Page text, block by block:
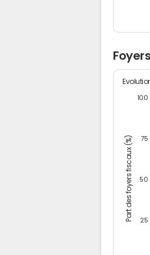
Part des foyers fiscaux (%) 25
50
75
100